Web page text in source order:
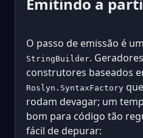
O passo de emissão é
StringBuilder.
construtores baseados
Roslyn.SyntaxFactory
rodam devagar; um
bom para código tão
fácil de depurar: